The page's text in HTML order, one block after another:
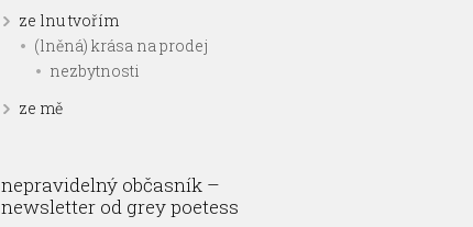
ze lnu tvořím
(lněná) krása na prodej
nezbytnosti
ze mě
nepravidelný občasník –
newsletter od grey poetess